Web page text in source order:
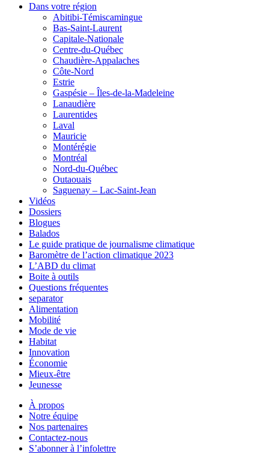
Dans votre région
Abitibi-Témiscamingue
Bas-Saint-Laurent
Capitale-Nationale
Centre-du-Québec
Chaudière-Appalaches
Côte-Nord
Estrie
Gaspésie – Îles-de-la-Madeleine
Lanaudière
Laurentides
Laval
Mauricie
Montérégie
Montréal
Nord-du-Québec
Outaouais
Saguenay – Lac-Saint-Jean
Vidéos
Dossiers
Blogues
Balados
Le guide pratique de journalisme climatique
Baromètre de l’action climatique 2023
L’ABD du climat
Boite à outils
Questions fréquentes
separator
Alimentation
Mobilité
Mode de vie
Habitat
Innovation
Économie
Mieux-être
Jeunesse
À propos
Notre équipe
Nos partenaires
Contactez-nous
S’abonner à l’infolettre